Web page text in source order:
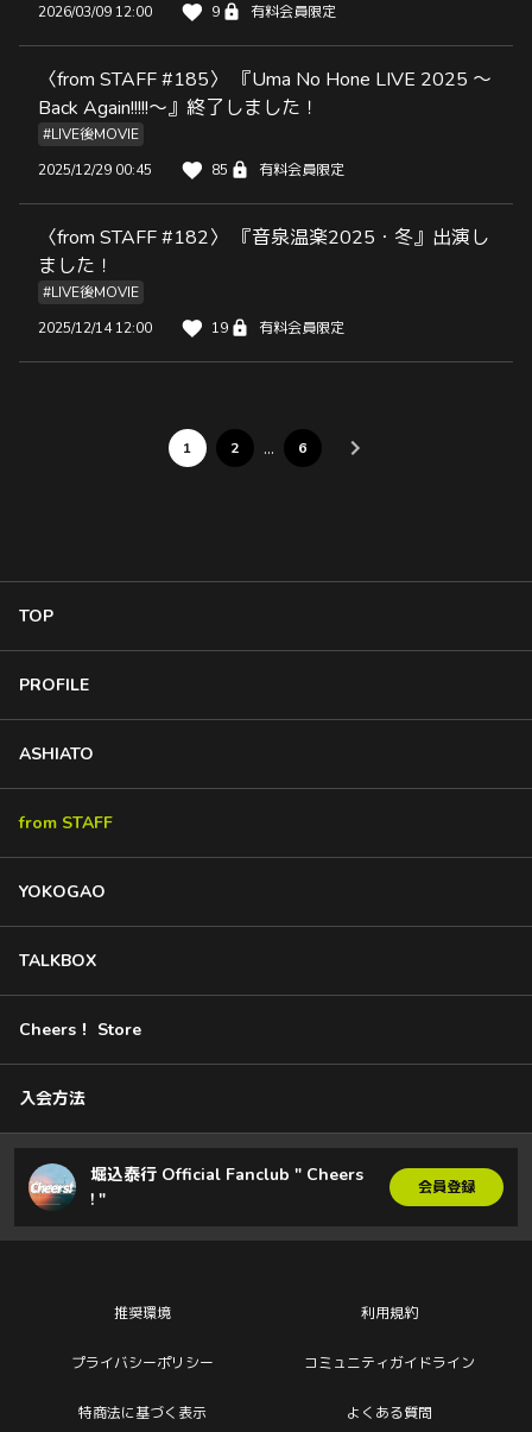
2026/03/09 12:00
9 有料会員限定
〈from STAFF #185〉 『Uma No Hone LIVE 2025 〜
Back Again!!!!!〜』終了しました！
#LIVE後MOVIE
2025/12/29 00:45
85 有料会員限定
〈from STAFF #182〉 『音泉温楽2025・冬』出演し
ました！
#LIVE後MOVIE
2025/12/14 12:00
19 有料会員限定
1 2 … 6
TOP
PROFILE
ASHIATO
from STAFF
YOKOGAO
TALKBOX
Cheers！ Store
入会方法
堀込泰行 Official Fanclub " Cheers
! "
会員登録
推奨環境 利用規約
プライバシーポリシー コミュニティガイドライン
特商法に基づく表示 よくある質問